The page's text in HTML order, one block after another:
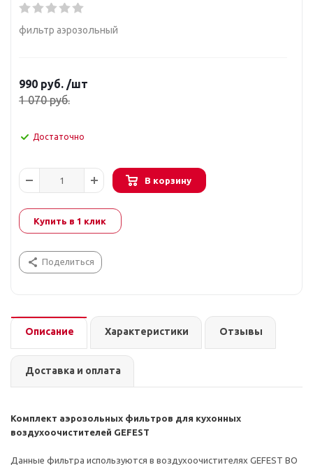
фильтр аэрозольный
990 руб. /шт
1 070руб.
Достаточно
В корзину
Купить в 1 клик
Поделиться
Описание Характеристики Отзывы
Доставка и оплата
Комплект аэрозольных фильтров для кухонных
воздухоочистителей GEFEST
Данные фильтра используются в воздухоочистителях GEFEST ВО